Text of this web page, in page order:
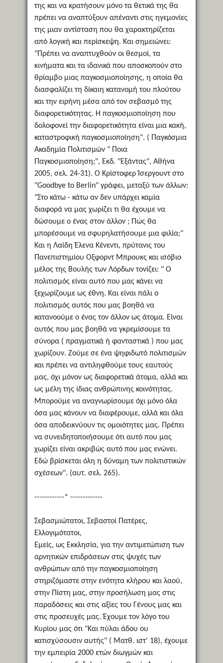
της και να κρατήσουν μόνο τα θετικά της θα
πρέπει να αναπτύξουν απέναντι στις ηγεμονίες
της μιαν αντίσταση που θα χαρακτηρίζεται
από λογική και περίσκεψη. Και σημειώνει:
"Πρέπει να αναπτυχθούν οι θεσμοί, τα
κινήματα και τα ιδανικά που αποσκοπούν στο
θρίαμβο μιας παγκοσμιοποίησης, η οποία θα
διασφαλίζει τη δίκαιη κατανομή του πλούτου
και την ειρήνη μέσα από τον σεβασμό της
διαφορετικότητας. Η παγκοσμιοποίηση που
δολοφονεί την διαφορετικότητα είναι μια κακή,
καταστροφική παγκοσμιοποίηση". ( Παγκόσμια
Ακαδημία Πολιτισμών " Ποια
Παγκοσμιοποίηση;", Εκδ. "Εξάντας", Αθήνα
2005, σελ. 24-31). Ο Κρίστοφερ Ίσεργουντ στο
"Goodbye to Berlin" γράφει, μεταξύ των άλλων:
"Στο κάτω - κάτω αν δεν υπάρχει καμία
διαφορά να μας χωρίζει τι θα έχουμε να
δώσουμε ο ένας στον άλλον ; Πώς θα
μπορέσουμε να σφυρηλατήσουμε μια φιλία;"
Και η Λαίδη Έλενα Κένεντι, πρύτανις του
Πανεπιστημίου Οξφορντ Μπρουκς και ισόβιο
μέλος της Βουλής των Λόρδων τονίζει: " Ο
πολιτισμός είναι αυτό που μας κάνει να
ξεχωρίζουμε ως έθνη. Και είναι πάλι ο
πολιτισμός αυτός που μας βοηθά να
κατανοούμε ο ένας τον άλλον ως άτομα. Είναι
αυτός που μας βοηθά να γκρεμίσουμε τα
σύνορα ( πραγματικά ή φανταστικά ) που μας
χωρίζουν. Ζούμε σε ένα ψηφιδωτό πολιτισμών
και πρέπει να αντιληφθούμε τους εαυτούς
μας, όχι μόνον ως διαφορετικά άτομα, αλλά και
ως μέλη της ίδιας ανθρώπινης κοινότητας.
Μπορούμε να αναγνωρίσουμε όχι μόνο όλα
όσα μας κάνουν να διαφέρουμε, αλλά και όλα
όσα αποδεικνύουν τις ομοιότητες μας. Πρέπει
να συνειδητοποιήσουμε ότι αυτό που μας
χωρίζει είναι ακριβώς αυτό που μας ενώνει.
Εδώ βρίσκεται όλη η δύναμη των πολιτιστικών
σχέσεων". (αυτ. σελ. 265).
------------* -------------
Σεβασμιώτατοι, Σεβαστοί Πατέρες,
Ελλογιμότατοι,
Εμείς, ως Εκκλησία, για την αντιμετώπιση των
αρνητικών επιδράσεων στις ψυχές των
ανθρώπων από την παγκοσμιοποίηση
στηριζόμαστε στην ενότητα κλήρου και λαού,
στην Πίστη μας, στην προσήλωση μας στις
παραδόσεις και στις αξίες του Γένους μας και
στις προσευχές μας. Έχουμε τον λόγο του
Κυρίου μας ότι "Και πύλαι άδου ου
κατισχύσουσιν αυτής" ( Ματθ. ιστ' 18), έχουμε
την εμπειρία 2000 ετών διωγμών και